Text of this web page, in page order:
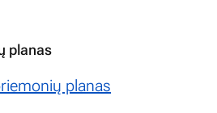
planas
planas